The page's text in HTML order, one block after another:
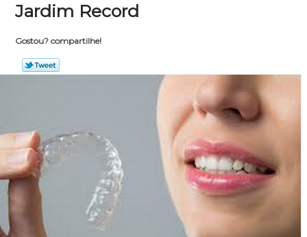
Jardim Record
Gostou? compartilhe!